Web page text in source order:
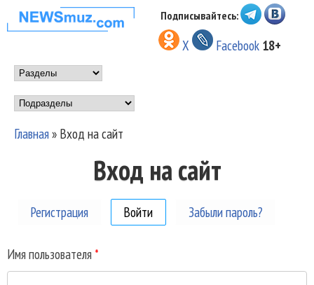
Перейти к основному
содержанию
НОВОСТИ
МУЗЫКИ И
ШОУ БИЗНЕСА
NEWSMUZ.COM
Подписывайтесь:
X Facebook 18+
Main menu
Подразделы
Вы здесь
Главная» Вход на сайт
Вход на сайт
Регистрация Войти (активная вкладка)
Забыли пароль?
Имя пользователя *